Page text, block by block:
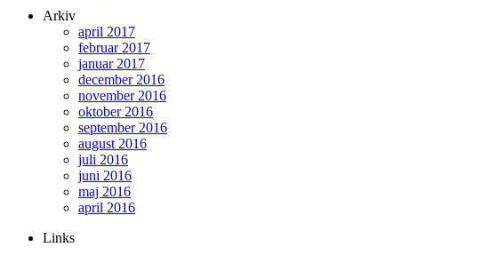
Arkiv
april 2017
februar 2017
januar 2017
december 2016
november 2016
oktober 2016
september 2016
august 2016
juli 2016
juni 2016
maj 2016
april 2016
Links